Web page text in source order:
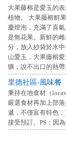
大果藤榕是愛玉的
植物。 大果藤榕鮮
慶燈泡，充滿了喜
是無花果。新鮮的
分，放入紗袋於水
山愛玉，大果藤榕
獷，說不出口的熱帶
里德社區-風味餐
秉持在地食材（
嚴選食材再加上部
遞，不僅富有特色
接受預訂。PS：因